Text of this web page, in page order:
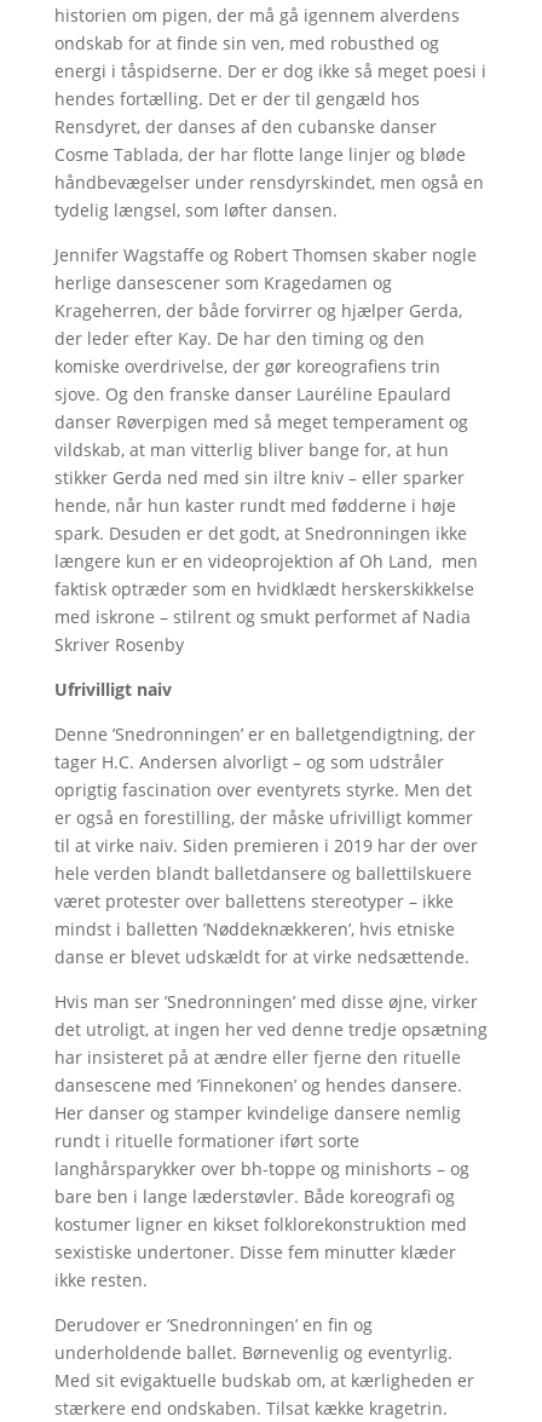
historien om pigen, der må gå igennem alverdens
ondskab for at finde sin ven, med robusthed og
energi i tåspidserne. Der er dog ikke så meget poesi i
hendes fortælling. Det er der til gengæld hos
Rensdyret, der danses af den cubanske danser
Cosme Tablada, der har flotte lange linjer og bløde
håndbevægelser under rensdyrskindet, men også en
tydelig længsel, som løfter dansen.
Jennifer Wagstaffe og Robert Thomsen skaber nogle
herlige dansescener som Kragedamen og
Krageherren, der både forvirrer og hjælper Gerda,
der leder efter Kay. De har den timing og den
komiske overdrivelse, der gør koreografiens trin
sjove. Og den franske danser Lauréline Epaulard
danser Røverpigen med så meget temperament og
vildskab, at man vitterlig bliver bange for, at hun
stikker Gerda ned med sin iltre kniv – eller sparker
hende, når hun kaster rundt med fødderne i høje
spark. Desuden er det godt, at Snedronningen ikke
længere kun er en videoprojektion af Oh Land, men
faktisk optræder som en hvidklædt herskerskikkelse
med iskrone – stilrent og smukt performet af Nadia
Skriver Rosenby
Ufrivilligt naiv
Denne ’Snedronningen’ er en balletgendigtning, der
tager H.C. Andersen alvorligt – og som udstråler
oprigtig fascination over eventyrets styrke. Men det
er også en forestilling, der måske ufrivilligt kommer
til at virke naiv. Siden premieren i 2019 har der over
hele verden blandt balletdansere og ballettilskuere
været protester over ballettens stereotyper – ikke
mindst i balletten ’Nøddeknækkeren’, hvis etniske
danse er blevet udskældt for at virke nedsættende.
Hvis man ser ’Snedronningen’ med disse øjne, virker
det utroligt, at ingen her ved denne tredje opsætning
har insisteret på at ændre eller fjerne den rituelle
dansescene med ’Finnekonen’ og hendes dansere.
Her danser og stamper kvindelige dansere nemlig
rundt i rituelle formationer iført sorte
langhårsparykker over bh-toppe og minishorts – og
bare ben i lange læderstøvler. Både koreografi og
kostumer ligner en kikset folklorekonstruktion med
sexistiske undertoner. Disse fem minutter klæder
ikke resten.
Derudover er ’Snedronningen’ en fin og
underholdende ballet. Børnevenlig og eventyrlig.
Med sit evigaktuelle budskab om, at kærligheden er
stærkere end ondskaben. Tilsat kække kragetrin.